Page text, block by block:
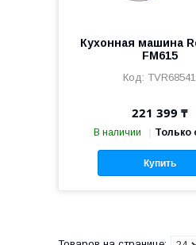
Кухонная машина
FM615
TVR68541
221 399 ₸
В наличии Только
Купить